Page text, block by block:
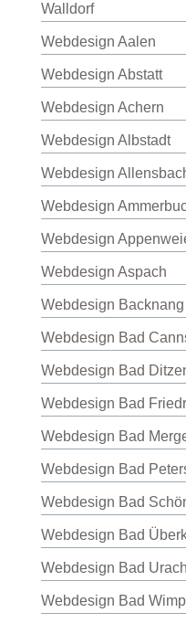
Walldorf
Webdesign Aalen
Webdesign Abstatt
Webdesign Achern
Webdesign Albstadt
Webdesign
Webdesign
Webdesign
Webdesign Aspach
Webdesign Backnang
Webdesign Bad
Webdesign Bad
Webdesign Bad
Webdesign Bad
Webdesign Bad
Webdesign Bad
Webdesign Bad
Webdesign Bad Urach
Webdesign Bad